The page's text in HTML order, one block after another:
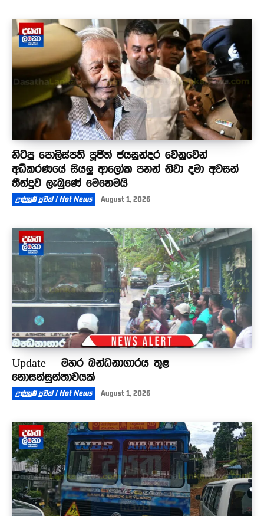
හිටපු පොලිස්පති පූජිත් ජයසුන්දර වෙනුවෙන්
අධිකරණයේ සියලු ආලෝක පහන් නිවා දමා අවසන්
තීන්දුව ලැබුණේ මෙහෙමයි
උණුසුම් පුවත් | Hot News August 1, 2026
Update – මහර බන්ධනාගාරය තුළ
නොසන්සුන්තාවයක්
උණුසුම් පුවත් | Hot News August 1, 2026